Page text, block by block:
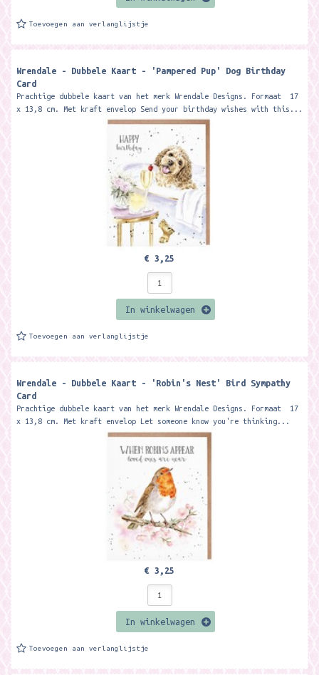
Toevoegen aan verlanglijstje
Wrendale - Dubbele Kaart - 'Pampered Pup' Dog Birthday
Card
Prachtige dubbele kaart van het merk Wrendale Designs. Formaat 17
x 13,8 cm. Met kraft envelop Send your birthday wishes with this...
€ 3,25
In winkelwagen
Toevoegen aan verlanglijstje
Wrendale - Dubbele Kaart - 'Robin's Nest' Bird Sympathy
Card
Prachtige dubbele kaart van het merk Wrendale Designs. Formaat 17
x 13,8 cm. Met kraft envelop Let someone know you're thinking...
€ 3,25
In winkelwagen
Toevoegen aan verlanglijstje